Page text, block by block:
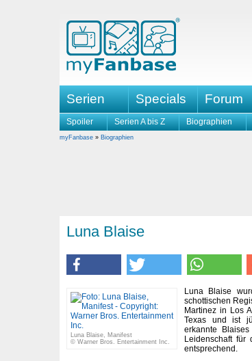
Serien Specials Forum
Spoiler Serien A bis Z Biographien
myFanbase » Biographien
Luna Blaise
Luna Blaise, Manifest
© Warner Bros. Entertainment Inc.
Luna Blaise
schottischen
Martinez in Los
Texas und ist
erkannte
Leidenschaft für
entsprechend.